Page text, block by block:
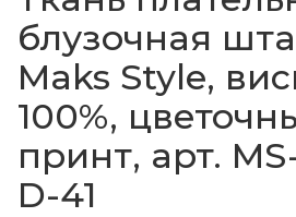
блузочная
Maks Style,
100%,
принт, арт.
D-41